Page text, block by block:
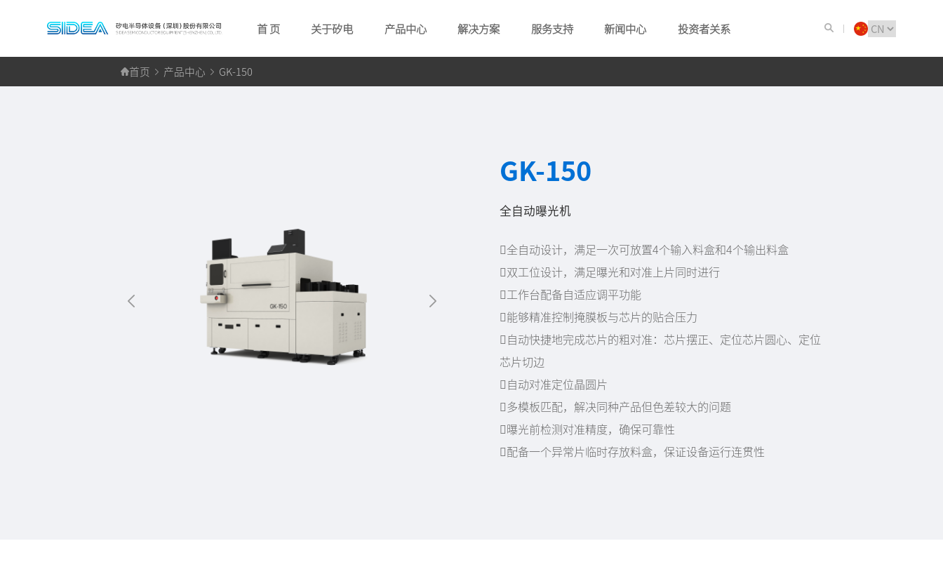
首 页 关于矽电 产品中心 解决方案 服务支持 新闻中心 投资者关系
首页 产品中心 GK-150
GK-150
全自动曝光机
全自动设计，满足一次可放置4个输入料盒和4个输出料盒
双工位设计，满足曝光和对准上片同时进行
工作台配备自适应调平功能
能够精准控制掩膜板与芯片的贴合压力
自动快捷地完成芯片的粗对准：芯片摆正、定位芯片圆心、定位
芯片切边
自动对准定位晶圆片
多模板匹配，解决同种产品但色差较大的问题
曝光前检测对准精度，确保可靠性
配备一个异常片临时存放料盒，保证设备运行连贯性